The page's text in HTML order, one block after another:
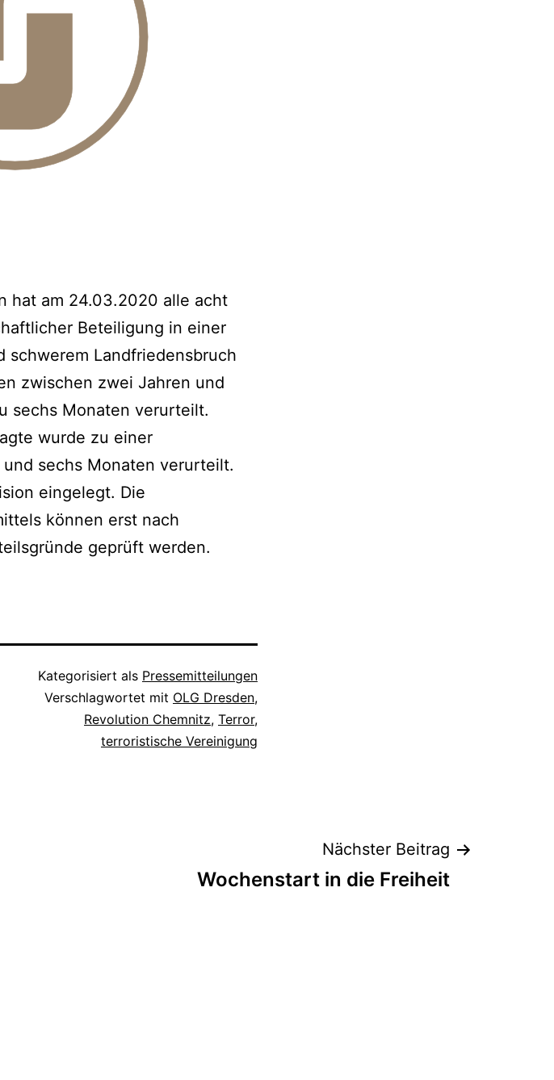
hat am 24.03.2020 alle acht
Beteiligung in einer
schwerem Landfriedensbruch
zwischen zwei Jahren und
sechs Monaten verurteilt.
wurde zu einer
sechs Monaten verurteilt.
eingelegt. Die
können erst nach
geprüft werden.
Kategorisiert als Pressemitteilungen
Verschlagwortet mit OLG Dresden,
Revolution Chemnitz, Terror,
terroristische Vereinigung
Nächster Beitrag
Wochenstart in die Freiheit